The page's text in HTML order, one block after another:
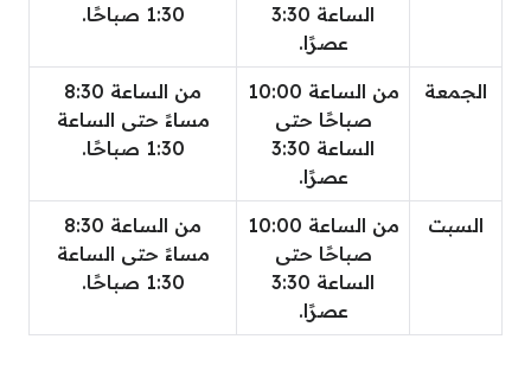
الساعة 3:30
عصرًا.
1:30 صباحًا.
الجمعة
من الساعة 10:00
صباحًا حتى
الساعة 3:30
عصرًا.
من الساعة 8:30
مساءً حتى الساعة
1:30 صباحًا.
السبت
من الساعة 10:00
صباحًا حتى
الساعة 3:30
عصرًا.
من الساعة 8:30
مساءً حتى الساعة
1:30 صباحًا.